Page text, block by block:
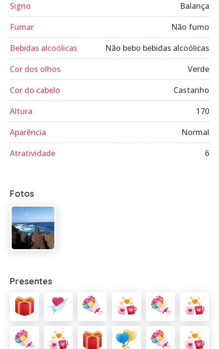
Signo
Balança
Fumar
Não fumo
Bebidas alcoólicas
Não bebo bebidas alcoólicas
Cor dos olhos
Verde
Cor do cabelo
Castanho
Altura
170
Aparência
Normal
Atratividade
6
Fotos
Presentes